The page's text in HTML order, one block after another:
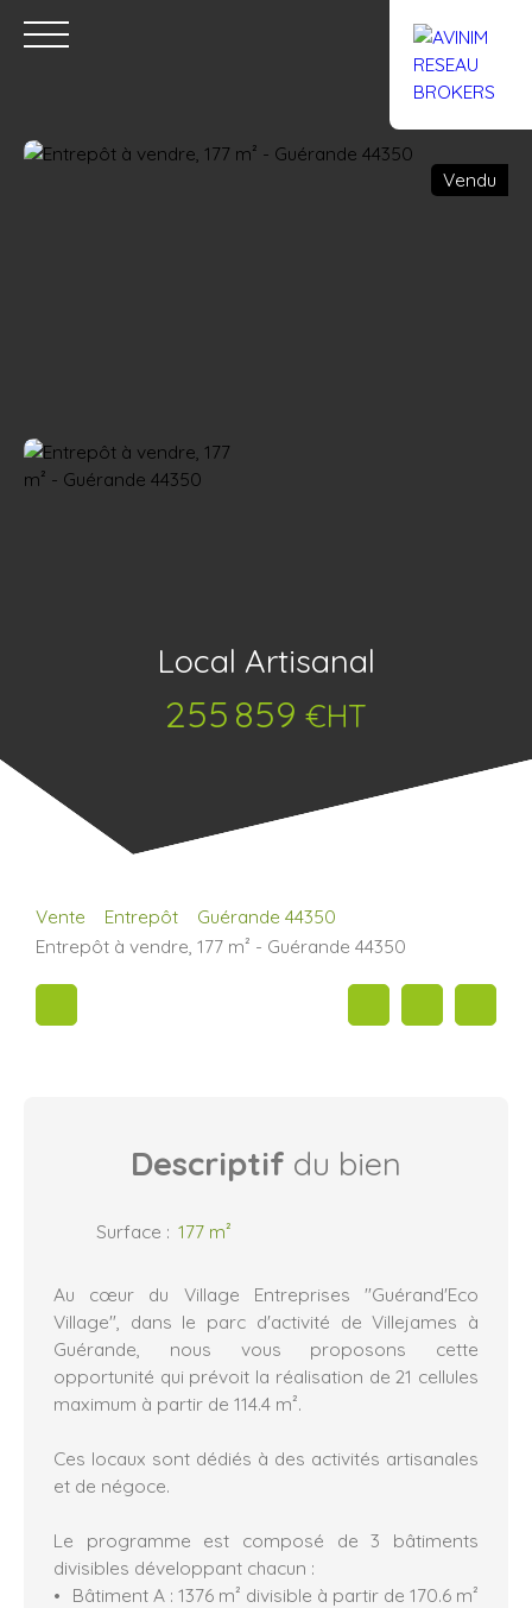
Vendu
Local Artisanal
255 859 €HT
Vente Entrepôt
Guérande 44350
Entrepôt à vendre, 177 m² - Guérande 44350
Descriptif du bien
Surface : 177 m²
Au cœur du Village Entreprises "Guérand'Eco
Village", dans le parc d'activité de Villejames à
Guérande, nous vous proposons cette
opportunité qui prévoit la réalisation de 21 cellules
maximum à partir de 114.4 m².
Ces locaux sont dédiés à des activités artisanales
et de négoce.
Le programme est composé de 3 bâtiments
divisibles développant chacun :
Bâtiment A : 1376 m² divisible à partir de 170.6 m²